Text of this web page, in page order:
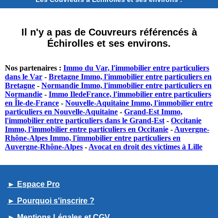
Il n'y a pas de Couvreurs référencés à
Échirolles et ses environs.
Nos partenaires : Immo du Var, l'immobilier entre particuliers
dans le Var - Bretagne Immo, l'immobilier entre particuliers en
Bretagne - Normandie Immo, l'immobilier entre particuliers en
Normandie - Immo IledeFrance, l'immobilier entre particuliers
en Île-de-France - Nouvelle-Aquitaine Immo, l'immobilier entre
particuliers en Nouvelle-Aquitaine - Grand-Est Immo,
l'immobilier entre particuliers dans le Grand-Est - Occitanie
Immo, l'immobilier entre particuliers en Occitanie - Auvergne-
Rhône-Alpes Immo, l'immobilier entre particuliers en
Auvergne-Rhône-Alpes - Avocat en droit des victimes à Lille
► Espace Pro
► Pourquoi s'inscrire ?